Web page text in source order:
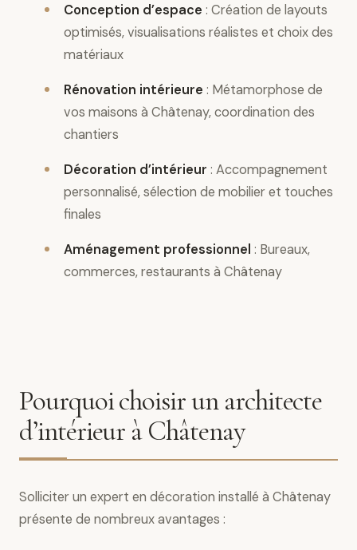
Conception d’espace : Création de layouts
optimisés, visualisations réalistes et choix des
matériaux
Rénovation intérieure : Métamorphose de
vos maisons à Châtenay, coordination des
chantiers
Décoration d’intérieur : Accompagnement
personnalisé, sélection de mobilier et touches
finales
Aménagement professionnel : Bureaux,
commerces, restaurants à Châtenay
Pourquoi choisir un architecte
d’intérieur à Châtenay
Solliciter un expert en décoration installé à Châtenay
présente de nombreux avantages :